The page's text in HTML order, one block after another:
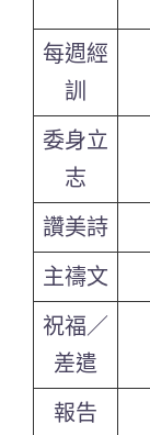
每週經
訓
委身立
志
讚美詩
主禱文
祝福／
差遣
報告